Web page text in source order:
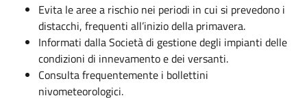
Evita le aree a rischio nei periodi in cui si prevedono i
distacchi, frequenti all’inizio della primavera.
Informati dalla Società di gestione degli impianti delle
condizioni di innevamento e dei versanti.
Consulta frequentemente i bollettini
nivometeorologici.